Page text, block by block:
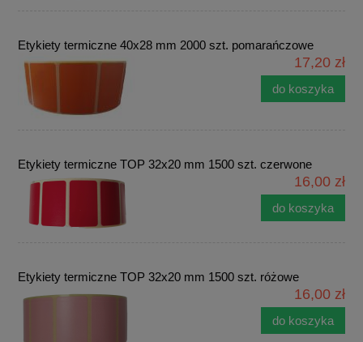
Etykiety termiczne 40x28 mm 2000 szt. pomarańczowe
17,20 zł
do koszyka
Etykiety termiczne TOP 32x20 mm 1500 szt. czerwone
16,00 zł
do koszyka
Etykiety termiczne TOP 32x20 mm 1500 szt. różowe
16,00 zł
do koszyka